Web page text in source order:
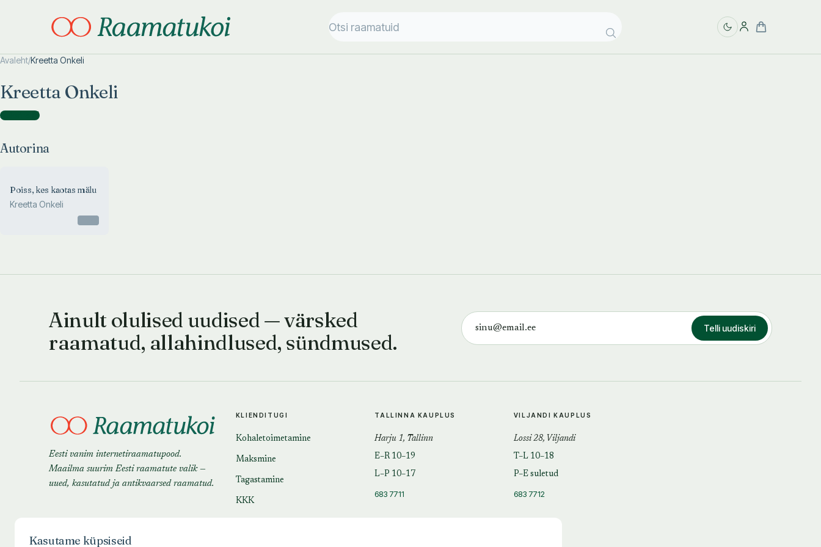
Avaleht/Kreetta Onkeli
Kreetta Onkeli
Autorina )
Autorina
Poiss, kes kaotas mälu
Kreetta Onkeli
Ainult olulised uudised — värsked
raamatud, allahindlused, sündmused.
Telli uudiskiri
Eesti vanim internetiraamatupood.
Maailma suurim Eesti raamatute valik —
uued, kasutatud ja antikvaarsed raamatud.
KLIENDITUGI
Kohaletoimetamine
Maksmine
Tagastamine
KKK
TALLINNA KAUPLUS
Harju 1, Tallinn
E–R 10–19
L–P 10–17
683 7711
VILJANDI KAUPLUS
Lossi 28, Viljandi
T–L 10–18
P–E suletud
683 7712
Kasutame küpsiseid